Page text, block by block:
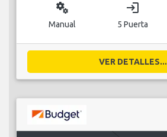
miscellaneous_services
Manual
login
5 Puerta
VER DETALLES...